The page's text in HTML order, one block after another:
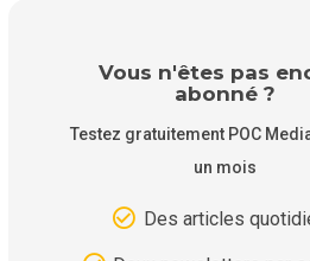
Vous n'êtes pas
abonné ?
Testez gratuitement POC
un mois
Des articles